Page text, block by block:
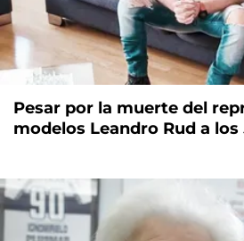
Pesar por la muerte del
modelos Leandro Rud a los